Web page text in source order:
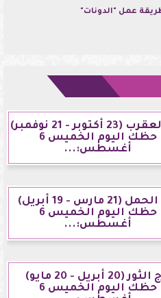
عمل "الدونات"
برج العقرب (23 أكتوبر - 21 نوفمبر)
حظك اليوم الخميس 6
أغسطس:...
برج الحمل (21 مارس - 19 أبريل)
حظك اليوم الخميس 6
أغسطس:...
برج الثور (20 أبريل - 20 مايو)
حظك اليوم الخميس 6